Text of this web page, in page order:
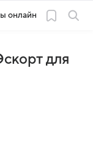
онлайн
для